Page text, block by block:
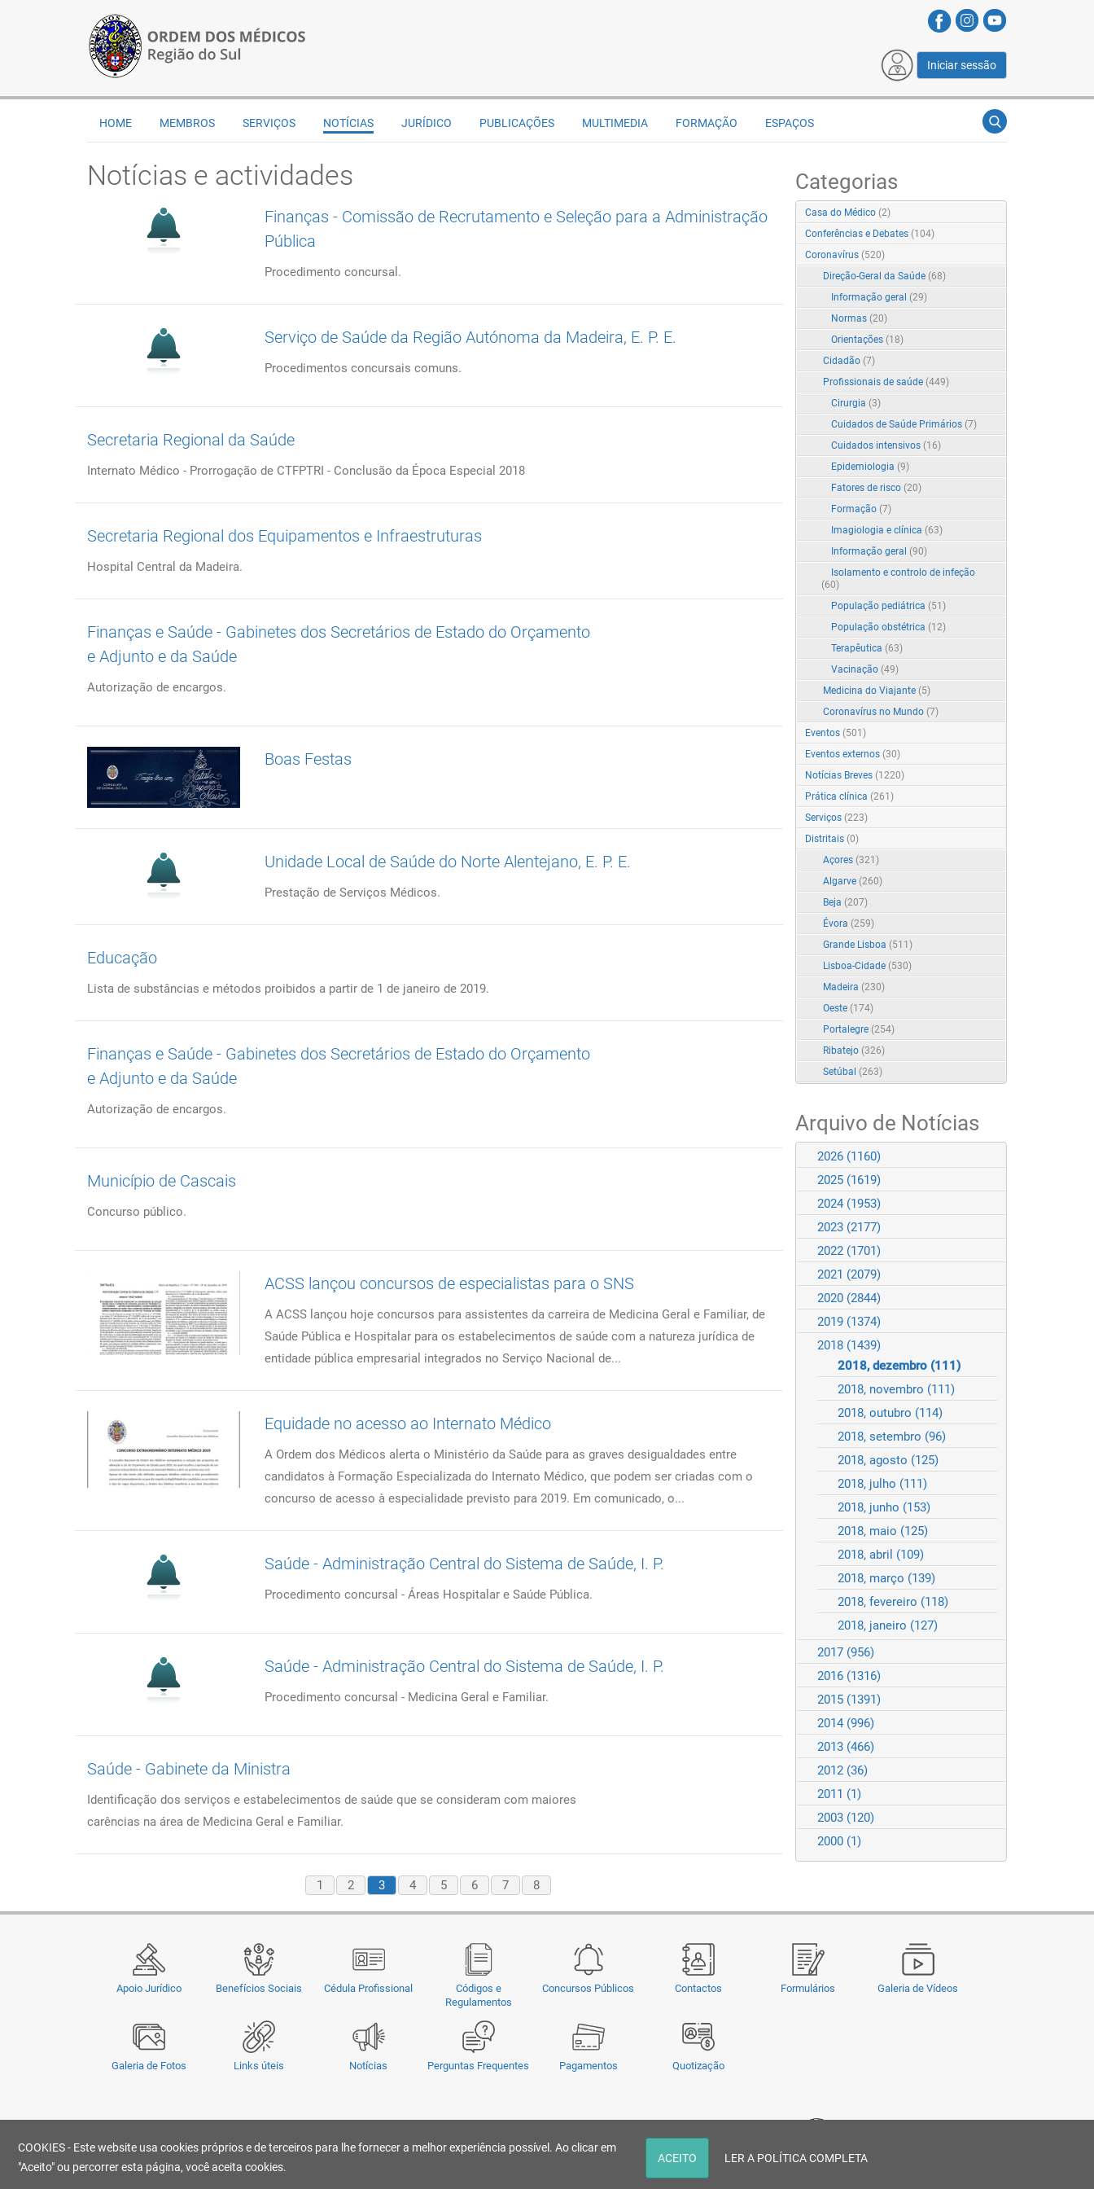
Iniciar sessão
HOME MEMBROS SERVIÇOS NOTÍCIAS JURÍDICO PUBLICAÇÕES MULTIMEDIA FORMAÇÃO ESPAÇOS
Notícias e actividades
Finanças - Comissão de Recrutamento e Seleção para a Administração
Pública
Procedimento concursal.
Serviço de Saúde da Região Autónoma da Madeira, E. P. E.
Procedimentos concursais comuns.
Secretaria Regional da Saúde
Internato Médico - Prorrogação de CTFPTRI - Conclusão da Época Especial 2018
Secretaria Regional dos Equipamentos e Infraestruturas
Hospital Central da Madeira.
Finanças e Saúde - Gabinetes dos Secretários de Estado do Orçamento
e Adjunto e da Saúde
Autorização de encargos.
Boas Festas
Unidade Local de Saúde do Norte Alentejano, E. P. E.
Prestação de Serviços Médicos.
Educação
Lista de substâncias e métodos proibidos a partir de 1 de janeiro de 2019.
Finanças e Saúde - Gabinetes dos Secretários de Estado do Orçamento
e Adjunto e da Saúde
Autorização de encargos.
Município de Cascais
Concurso público.
ACSS lançou concursos de especialistas para o SNS
A ACSS lançou hoje concursos para assistentes da carreira de Medicina Geral e Familiar, de
Saúde Pública e Hospitalar para os estabelecimentos de saúde com a natureza jurídica de
entidade pública empresarial integrados no Serviço Nacional de...
Equidade no acesso ao Internato Médico
A Ordem dos Médicos alerta o Ministério da Saúde para as graves desigualdades entre
candidatos à Formação Especializada do Internato Médico, que podem ser criadas com o
concurso de acesso à especialidade previsto para 2019. Em comunicado, o...
Saúde - Administração Central do Sistema de Saúde, I. P.
Procedimento concursal - Áreas Hospitalar e Saúde Pública.
Saúde - Administração Central do Sistema de Saúde, I. P.
Procedimento concursal - Medicina Geral e Familiar.
Saúde - Gabinete da Ministra
Identificação dos serviços e estabelecimentos de saúde que se consideram com maiores
carências na área de Medicina Geral e Familiar.
1 2 3 4 5 6 7 8
Categorias
Casa do Médico (2)
Conferências e Debates (104)
Coronavírus (520)
Direção-Geral da Saúde (68)
Informação geral (29)
Normas (20)
Orientações (18)
Cidadão (7)
Profissionais de saúde (449)
Cirurgia (3)
Cuidados de Saúde Primários (7)
Cuidados intensivos (16)
Epidemiologia (9)
Fatores de risco (20)
Formação (7)
Imagiologia e clínica (63)
Informação geral (90)
Isolamento e controlo de infeção
(60)
População pediátrica (51)
População obstétrica (12)
Terapêutica (63)
Vacinação (49)
Medicina do Viajante (5)
Coronavírus no Mundo (7)
Eventos (501)
Eventos externos (30)
Notícias Breves (1220)
Prática clínica (261)
Serviços (223)
Distritais (0)
Açores (321)
Algarve (260)
Beja (207)
Évora (259)
Grande Lisboa (511)
Lisboa-Cidade (530)
Madeira (230)
Oeste (174)
Portalegre (254)
Ribatejo (326)
Setúbal (263)
Arquivo de Notícias
2026 (1160)
2025 (1619)
2024 (1953)
2023 (2177)
2022 (1701)
2021 (2079)
2020 (2844)
2019 (1374)
2018 (1439)
2018, dezembro (111)
2018, novembro (111)
2018, outubro (114)
2018, setembro (96)
2018, agosto (125)
2018, julho (111)
2018, junho (153)
2018, maio (125)
2018, abril (109)
2018, março (139)
2018, fevereiro (118)
2018, janeiro (127)
2017 (956)
2016 (1316)
2015 (1391)
2014 (996)
2013 (466)
2012 (36)
2011 (1)
2003 (120)
2000 (1)
Apoio Jurídico Benefícios Sociais Cédula Profissional
Códigos e
Regulamentos
Concursos Públicos Contactos Formulários Galeria de Vídeos
Galeria de Fotos Links úteis Notícias Perguntas Frequentes Pagamentos Quotização
Desenvolvido por
COOKIES - Este website usa cookies próprios e de terceiros para lhe fornecer a melhor experiência possível. Ao clicar em
"Aceito" ou percorrer esta página, você aceita cookies.
ACEITO LER A POLÍTICA COMPLETA